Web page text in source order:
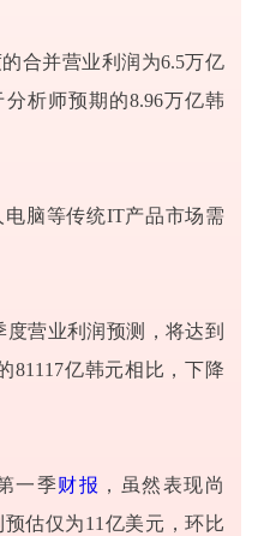
合并营业利润为6.5万亿
析师预期的8.96万亿韩
脑等传统IT产品市场需
营业利润预测，将达到
81117亿韩元相比，下降
一季财报 ，虽然表现尚
估仅为11亿美元，环比